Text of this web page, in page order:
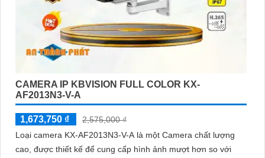
CAMERA IP KBVISION FULL COLOR KX-
AF2013N3-V-A
1,673,750 ₫
2,575,000 ₫
Loại camera KX-AF2013N3-V-A là một Camera chất lượng
cao, được thiết kế để cung cấp hình ảnh mượt hơn so với